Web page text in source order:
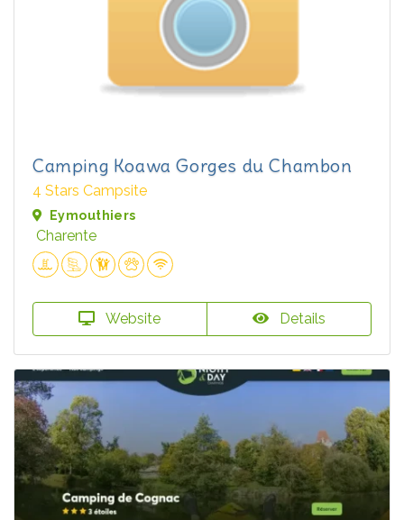
Camping Koawa Gorges du Chambon
4 Stars Campsite
Eymouthiers
Charente
Website Details